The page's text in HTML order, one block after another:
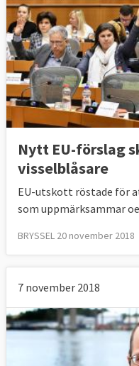
Nytt EU-förslag
visselblåsare
EU-utskott röstade för
som uppmärksammar
BRYSSEL 20 november 2018
7 november 2018